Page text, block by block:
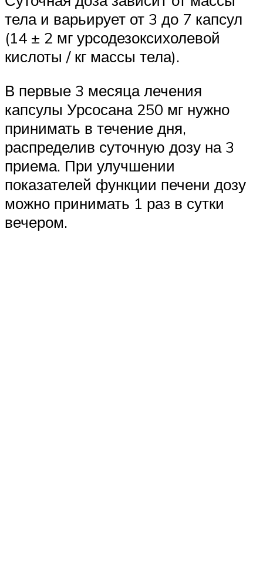
тела и варьирует от 3 до 7 капсул
(14 ± 2 мг урсодезоксихолевой
кислоты / кг массы тела).
В первые 3 месяца лечения
капсулы Урсосана 250 мг нужно
принимать в течение дня,
распределив суточную дозу на 3
приема. При улучшении
показателей функции печени дозу
можно принимать 1 раз в сутки
вечером.